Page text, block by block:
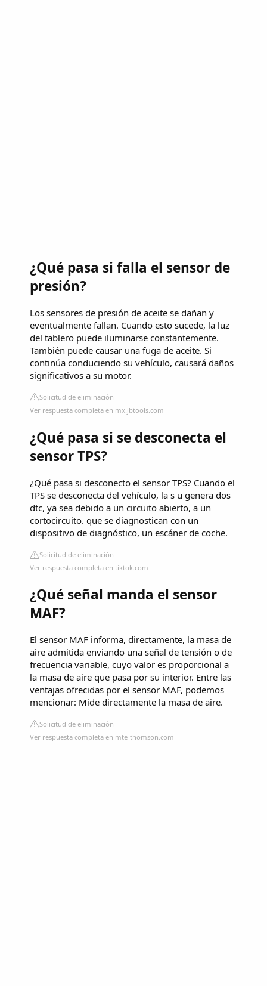
¿Qué pasa si falla el sensor de
presión?
Los sensores de presión de aceite se dañan y
eventualmente fallan. Cuando esto sucede, la luz
del tablero puede iluminarse constantemente.
También puede causar una fuga de aceite. Si
continúa conduciendo su vehículo, causará daños
significativos a su motor.
Solicitud de eliminación
Ver respuesta completa en mx.jbtools.com
¿Qué pasa si se desconecta el
sensor TPS?
¿Qué pasa si desconecto el sensor TPS? Cuando el
TPS se desconecta del vehículo, la s u genera dos
dtc, ya sea debido a un circuito abierto, a un
cortocircuito. que se diagnostican con un
dispositivo de diagnóstico, un escáner de coche.
Solicitud de eliminación
Ver respuesta completa en tiktok.com
¿Qué señal manda el sensor
MAF?
El sensor MAF informa, directamente, la masa de
aire admitida enviando una señal de tensión o de
frecuencia variable, cuyo valor es proporcional a
la masa de aire que pasa por su interior. Entre las
ventajas ofrecidas por el sensor MAF, podemos
mencionar: Mide directamente la masa de aire.
Solicitud de eliminación
Ver respuesta completa en mte-thomson.com